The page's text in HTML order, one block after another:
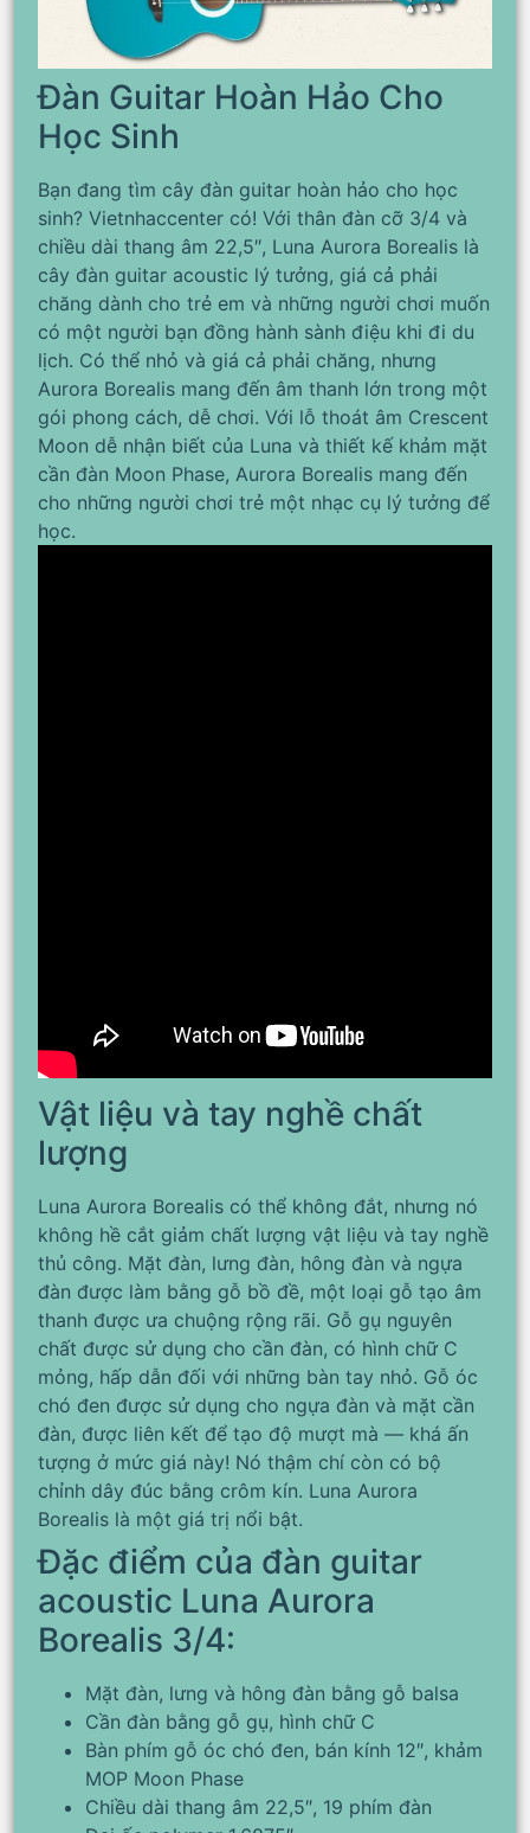
Đàn Guitar Hoàn Hảo Cho
Học Sinh
Bạn đang tìm cây đàn guitar hoàn hảo cho học
sinh? Vietnhaccenter có! Với thân đàn cỡ 3/4 và
chiều dài thang âm 22,5″, Luna Aurora Borealis là
cây đàn guitar acoustic lý tưởng, giá cả phải
chăng dành cho trẻ em và những người chơi muốn
có một người bạn đồng hành sành điệu khi đi du
lịch. Có thể nhỏ và giá cả phải chăng, nhưng
Aurora Borealis mang đến âm thanh lớn trong một
gói phong cách, dễ chơi. Với lỗ thoát âm Crescent
Moon dễ nhận biết của Luna và thiết kế khảm mặt
cần đàn Moon Phase, Aurora Borealis mang đến
cho những người chơi trẻ một nhạc cụ lý tưởng để
học.
Vật liệu và tay nghề chất
lượng
Luna Aurora Borealis có thể không đắt, nhưng nó
không hề cắt giảm chất lượng vật liệu và tay nghề
thủ công. Mặt đàn, lưng đàn, hông đàn và ngựa
đàn được làm bằng gỗ bồ đề, một loại gỗ tạo âm
thanh được ưa chuộng rộng rãi. Gỗ gụ nguyên
chất được sử dụng cho cần đàn, có hình chữ C
mỏng, hấp dẫn đối với những bàn tay nhỏ. Gỗ óc
chó đen được sử dụng cho ngựa đàn và mặt cần
đàn, được liên kết để tạo độ mượt mà — khá ấn
tượng ở mức giá này! Nó thậm chí còn có bộ
chỉnh dây đúc bằng crôm kín. Luna Aurora
Borealis là một giá trị nổi bật.
Đặc điểm của đàn guitar
acoustic Luna Aurora
Borealis 3/4:
Mặt đàn, lưng và hông đàn bằng gỗ balsa
Cần đàn bằng gỗ gụ, hình chữ C
Bàn phím gỗ óc chó đen, bán kính 12″, khảm
MOP Moon Phase
Chiều dài thang âm 22,5″, 19 phím đàn